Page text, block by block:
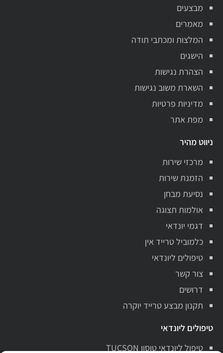
מבצעים
מאמרים
המלצות ומכתבי תודה
הישגים
הצהרת נגישות
השארת משוב נגישות
מדיניות פרטיות
מפת אתר
ניווט מהיר
מרכזי שירות
הזמנת שירות
נסיעת מבחן
אולמות תצוגה
דגמי יונדאי
כלמוביל טרייד אין
טיפולים ליונדאי
צור קשר
דרושים
תקנון מבצע טרייד יוקרה
טיפולים ליונדאי
טיפול ליונדאי טוסון TUCSON